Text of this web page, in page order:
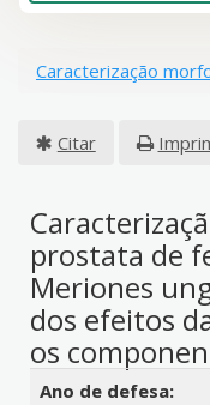
Caracterização
Citar
prostata de
Meriones
dos efeitos
os
Detalhes bibliográficos
Ano de defesa: